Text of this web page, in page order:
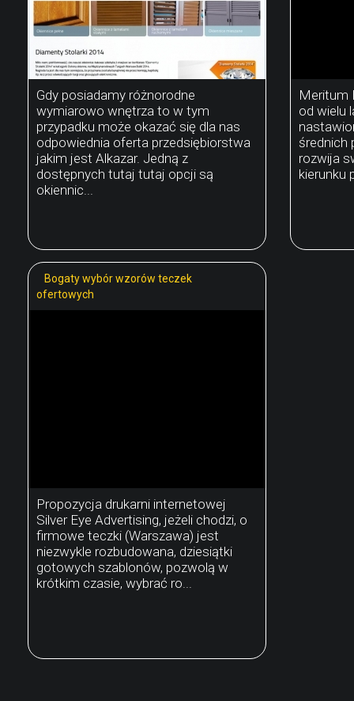
Gdy posiadamy różnorodne
wymiarowo wnętrza to w tym
przypadku może okazać się dla nas
odpowiednia oferta przedsiębiorstwa
jakim jest Alkazar. Jedną z
dostępnych tutaj tutaj opcji są
okiennic...
Meritum
od wielu
średnich
rozwija
kierunku
Bogaty wybór wzorów teczek
ofertowych
Propozycja drukarni internetowej
Silver Eye Advertising, jeżeli chodzi, o
firmowe teczki (Warszawa) jest
niezwykle rozbudowana, dziesiątki
gotowych szablonów, pozwolą w
krótkim czasie, wybrać ro...